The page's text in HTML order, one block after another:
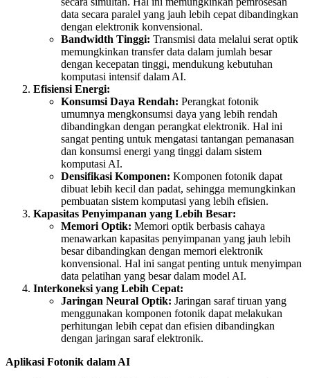
data secara paralel yang jauh lebih cepat dibandingkan
dengan elektronik konvensional.
Bandwidth Tinggi: Transmisi data melalui serat optik
memungkinkan transfer data dalam jumlah besar
dengan kecepatan tinggi, mendukung kebutuhan
komputasi intensif dalam AI.
Efisiensi Energi:
Konsumsi Daya Rendah: Perangkat fotonik
umumnya mengkonsumsi daya yang lebih rendah
dibandingkan dengan perangkat elektronik. Hal ini
sangat penting untuk mengatasi tantangan pemanasan
dan konsumsi energi yang tinggi dalam sistem
komputasi AI.
Densifikasi Komponen: Komponen fotonik dapat
dibuat lebih kecil dan padat, sehingga memungkinkan
pembuatan sistem komputasi yang lebih efisien.
Kapasitas Penyimpanan yang Lebih Besar:
Memori Optik: Memori optik berbasis cahaya
menawarkan kapasitas penyimpanan yang jauh lebih
besar dibandingkan dengan memori elektronik
konvensional. Hal ini sangat penting untuk menyimpan
data pelatihan yang besar dalam model AI.
Interkoneksi yang Lebih Cepat:
Jaringan Neural Optik: Jaringan saraf tiruan yang
menggunakan komponen fotonik dapat melakukan
perhitungan lebih cepat dan efisien dibandingkan
dengan jaringan saraf elektronik.
Aplikasi Fotonik dalam AI